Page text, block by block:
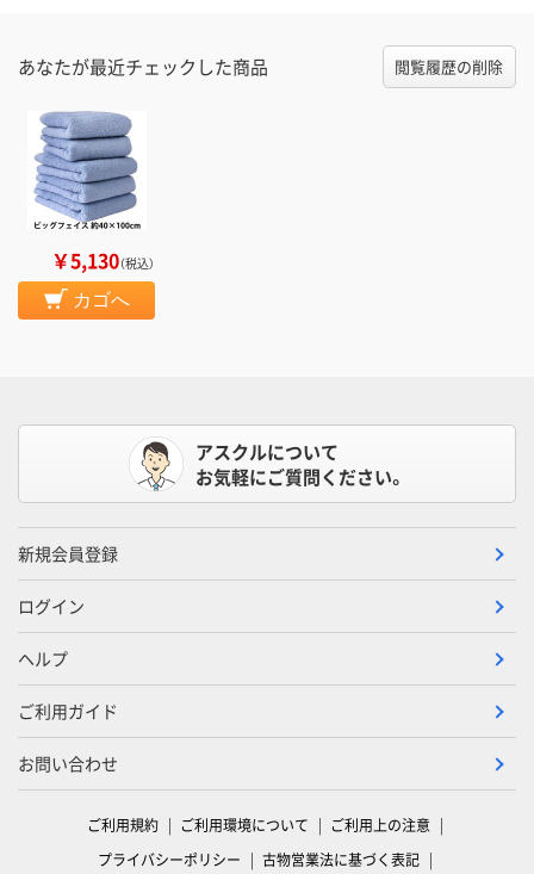
あなたが最近チェックした商品 閲覧履歴の削除
￥5,130（税込）
カゴへ
アスクルについて
お気軽にご質問ください。
新規会員登録
ログイン
ヘルプ
ご利用ガイド
お問い合わせ
ご利用規約 ご利用環境について
ご利用上の注意
プライバシーポリシー
古物営業法に基づく表記